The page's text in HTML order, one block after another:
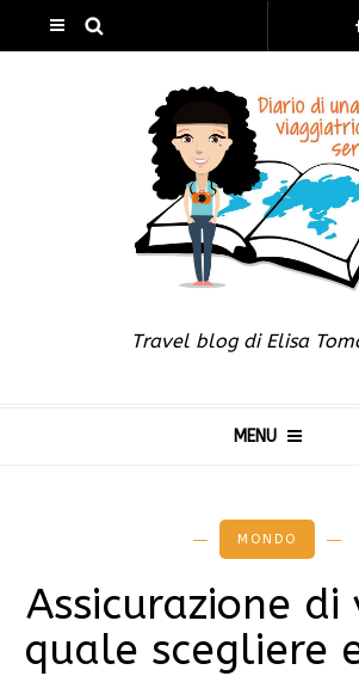
Travel blog di Elisa
MENU
MONDO
Assicurazione di
quale scegliere